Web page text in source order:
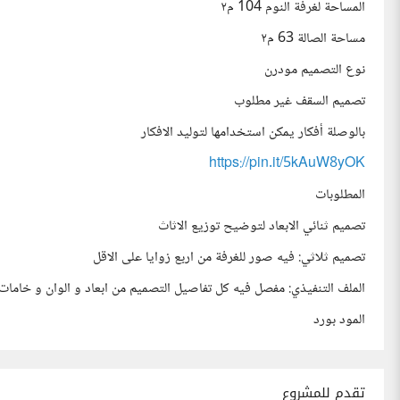
المساحة لغرفة النوم 104 م٢
مساحة الصالة 63 م٢
نوع التصميم مودرن
تصميم السقف غير مطلوب
بالوصلة أفكار يمكن استخدامها لتوليد الافكار
https://pin.it/5kAuW8yOK
المطلوبات
تصميم ثنائي الابعاد لتوضيح توزيع الاثاث
تصميم ثلاثي: فيه صور للغرفة من اربع زوايا على الاقل
الملف التنفيذي: مفصل فيه كل تفاصيل التصميم من ابعاد و الوان و
المود بورد
تقدم للمشروع